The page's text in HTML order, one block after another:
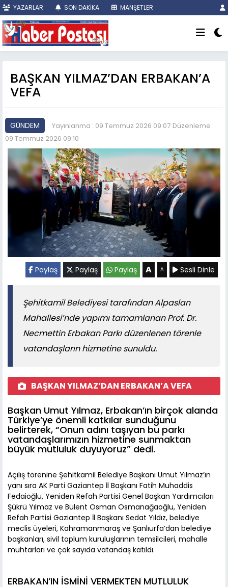
YAZARLAR SON DAKİKA MANŞETLER
BAŞKAN YILMAZ’DAN ERBAKAN’A
VEFA
GÜNDEM Yayınlanma : 09 Temmuz 2026 09:07 Düzenleme :
09 Temmuz 2026 09:10
Paylaş Paylaş Paylaş A A Sesli Dinle
Şehitkamil Belediyesi tarafından Alpaslan
Mahallesi’nde yapımı tamamlanan Prof. Dr.
Necmettin Erbakan Parkı düzenlenen törenle
vatandaşların hizmetine sunuldu.
BAŞKAN YILMAZ’DAN ERBAKAN’A VEFA
Başkan Umut Yılmaz, Erbakan’ın birçok alanda
Türkiye’ye önemli katkılar sunduğunu
belirterek, “Onun adını taşıyan bu parkı
vatandaşlarımızın hizmetine sunmaktan
büyük mutluluk duyuyoruz” dedi.
Açılış törenine Şehitkamil Belediye Başkanı Umut Yılmaz’ın
yanı sıra AK Parti Gaziantep İl Başkanı Fatih Muhaddis
Fedaioğlu, Yeniden Refah Partisi Genel Başkan Yardımcıları
Şükrü Yılmaz ve Bülent Osman Osmanağaoğlu, Yeniden
Refah Partisi Gaziantep İl Başkanı Sedat Yıldız, belediye
meclis üyeleri, Kahramanmaraş ve Şanlıurfa’dan belediye
başkanları, sivil toplum kuruluşlarının temsilcileri, mahalle
muhtarları ve çok sayıda vatandaş katıldı.
ERBAKAN’IN İSMİNİ VERMEKTEN MUTLULUK